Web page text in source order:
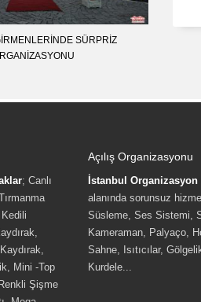
SÜRPRIZ
; Canlı
Mini -Top
Şişme
Açılış Organizasyonu
İstanbul Organizasyon
alanında sorunsuz
Süsleme, Ses Sistemi,
Kameraman, Palyaço,
Sahne, Isıtıcılar,
Kurdele...